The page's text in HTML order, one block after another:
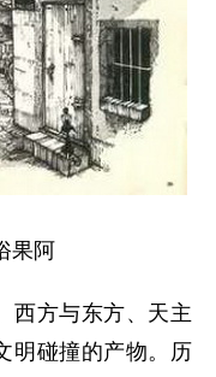
果阿
方与东方、天主
明碰撞的产物。历